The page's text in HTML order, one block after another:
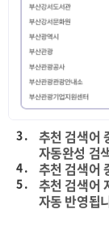
3 .
추천 검색어
자동완성 검
4 . 추천 검색어
5 .
추천 검색어
자동 반영됩